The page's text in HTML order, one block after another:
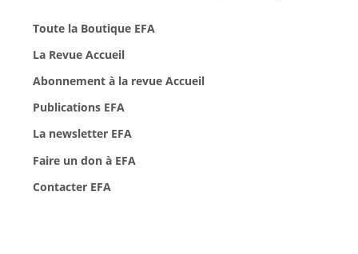
Toute la Boutique EFA
La Revue Accueil
Abonnement à la revue Accueil
Publications EFA
La newsletter EFA
Faire un don à EFA
Contacter EFA